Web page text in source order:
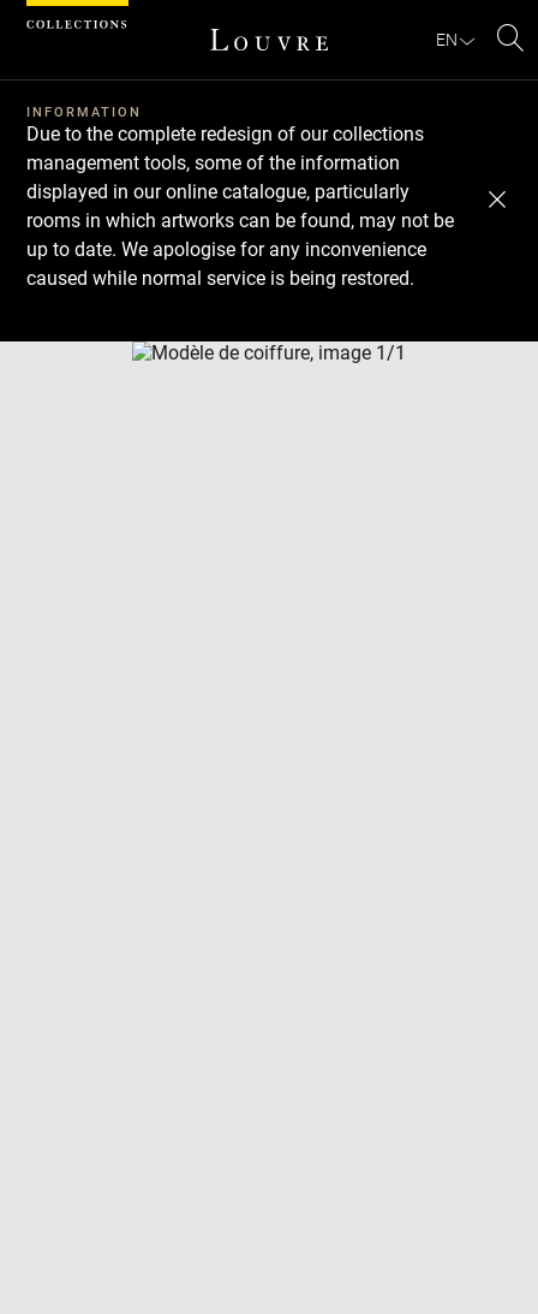
EN
INFORMATION
Due to the complete redesign of our collections
management tools, some of the information
displayed in our online catalogue, particularly
rooms in which artworks can be found, may not be
up to date. We apologise for any inconvenience
caused while normal service is being restored.
Download
Next
Previous
Cookies management panel